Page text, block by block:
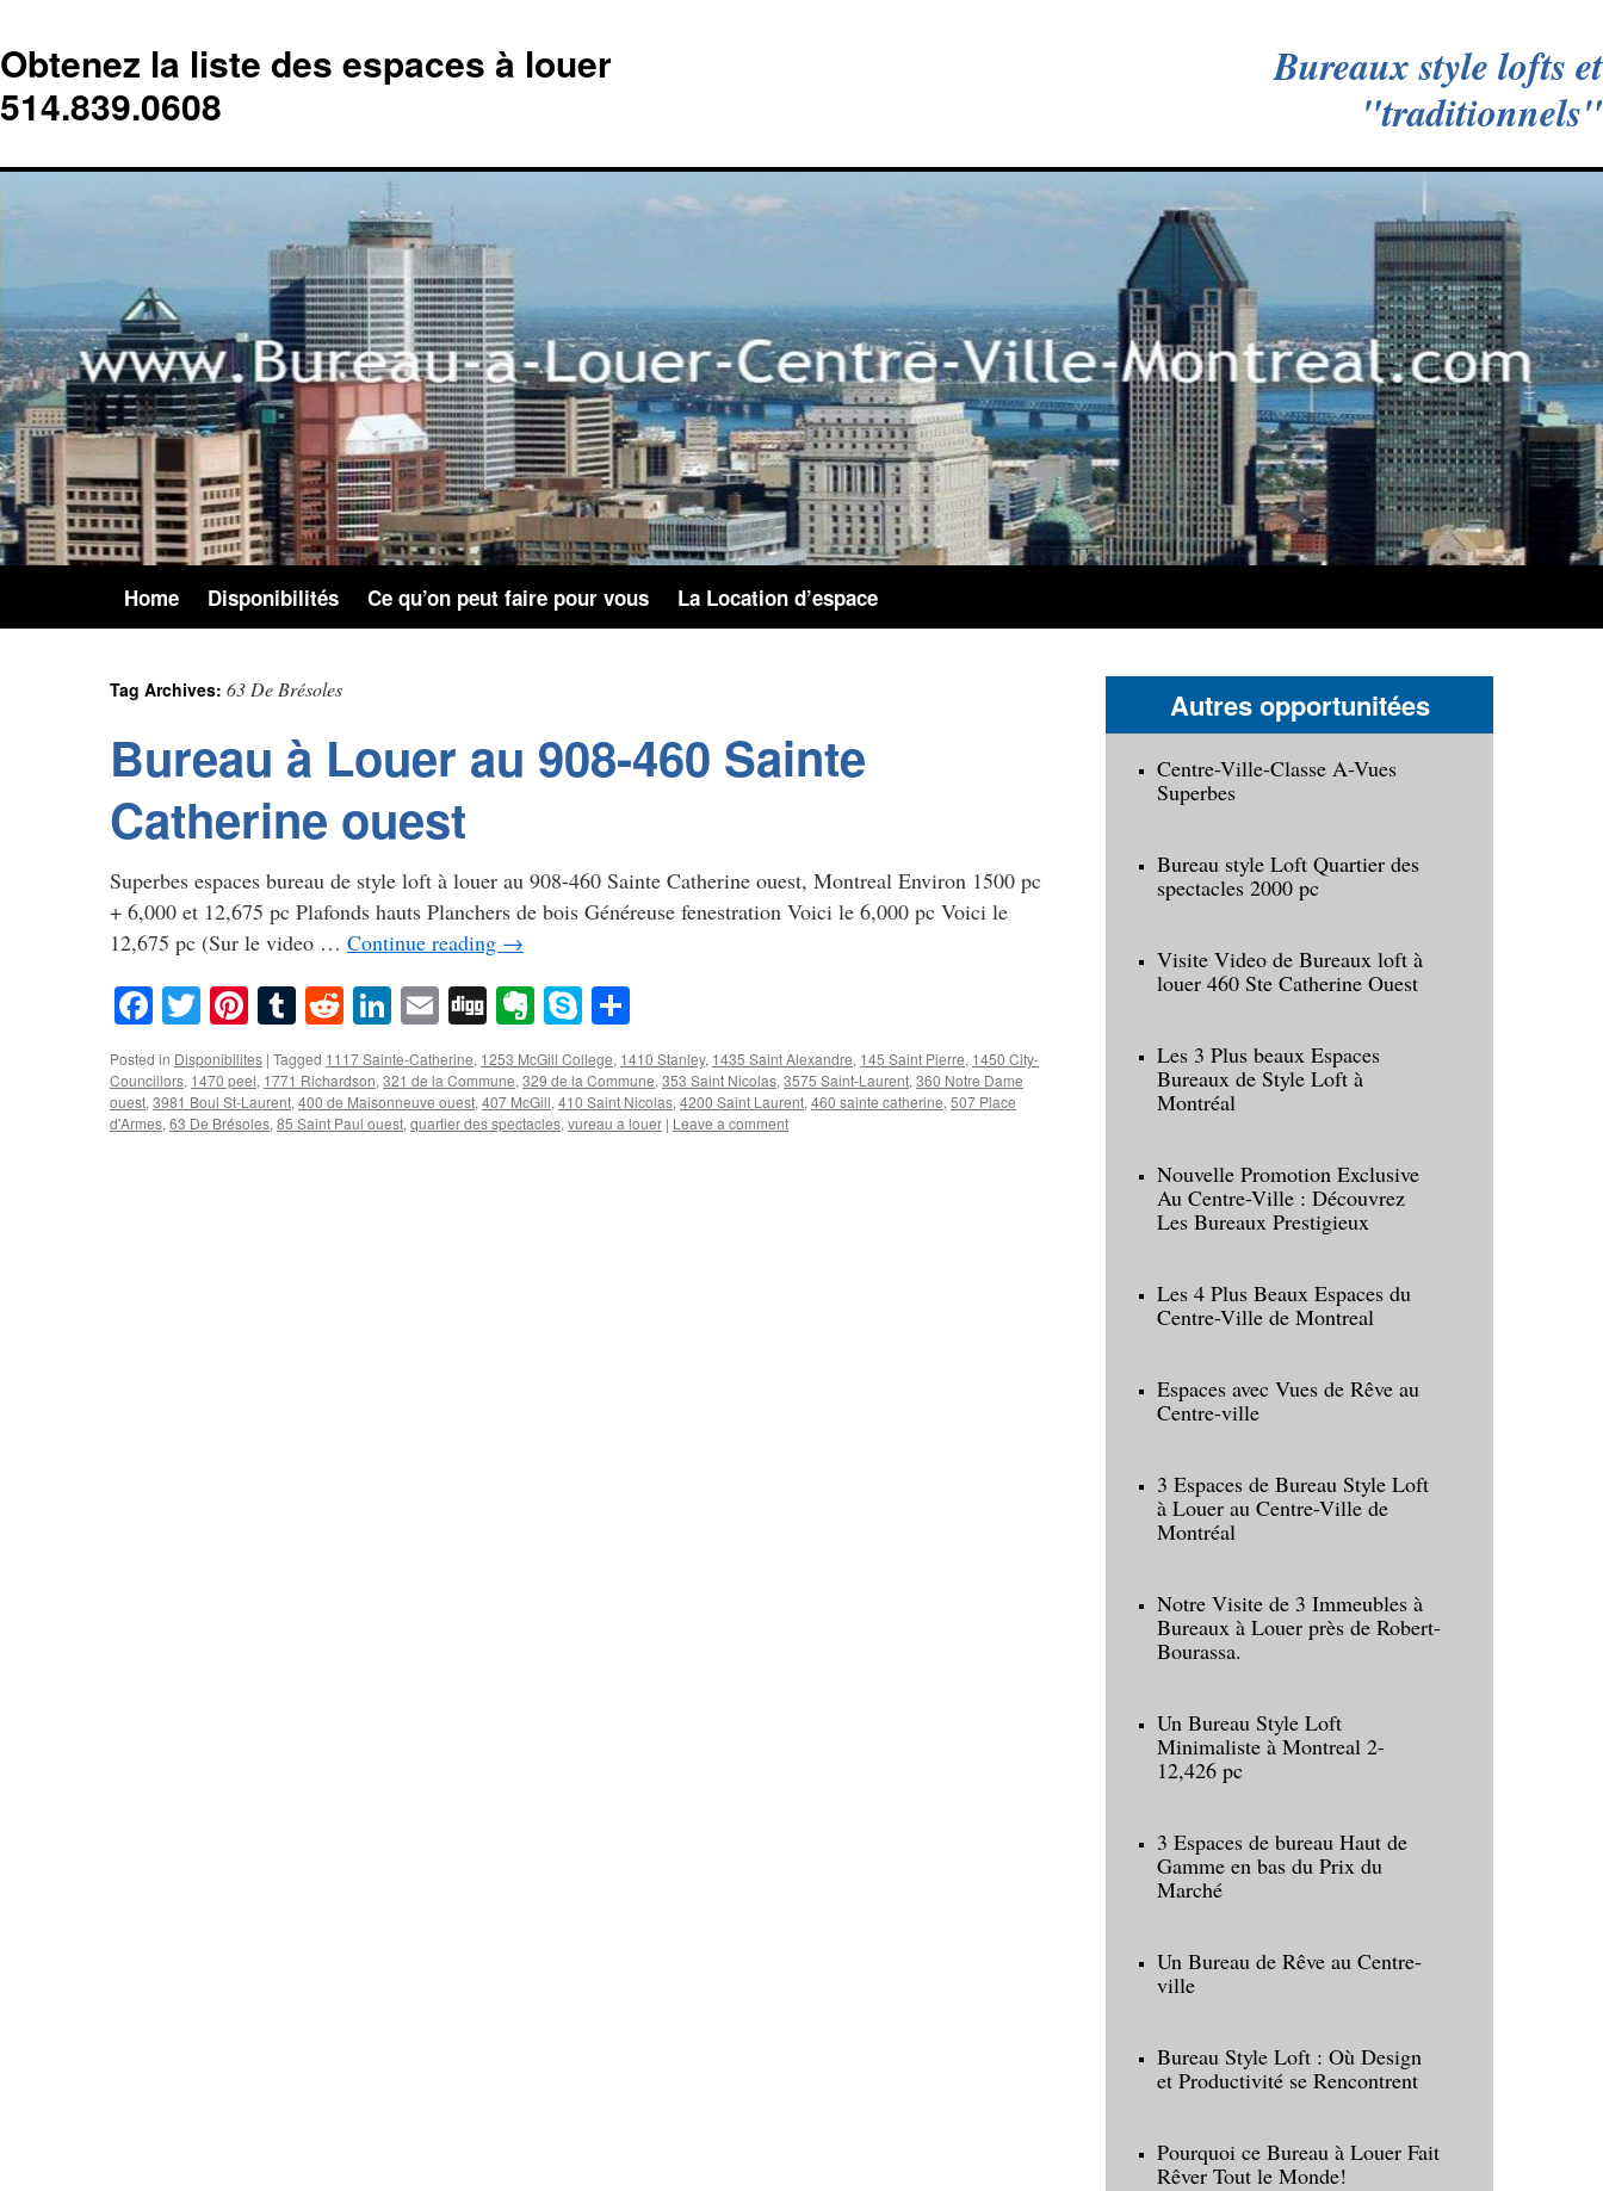
Obtenez la liste des espaces à louer
514.839.0608
Bureaux style lofts et
"traditionnels"
Home Disponibilités Ce qu’on peut faire pour vous La Location d’espace
Tag Archives: 63 De Brésoles
Bureau à Louer au 908-460 Sainte
Catherine ouest
Superbes espaces bureau de style loft à louer au 908-460 Sainte Catherine ouest, Montreal Environ 1500 pc
+ 6,000 et 12,675 pc Plafonds hauts Planchers de bois Généreuse fenestration Voici le 6,000 pc Voici le
12,675 pc (Sur le video … Continue reading →
Facebook
TwitterPinterest
Tumblr
RedditLinkedIn
EmailDiggEvernote
Skype
Posted in Disponibilites | Tagged 1117 Sainte-Catherine, 1253 McGill College, 1410 Stanley, 1435 Saint Alexandre, 145 Saint Pierre, 1450 City-
Councillors, 1470 peel, 1771 Richardson,321 de la Commune,329 de la Commune,353 Saint Nicolas,3575 Saint-Laurent,360 Notre Dame
ouest,3981 Boul St-Laurent,400 de Maisonneuve ouest,407 McGill,410 Saint Nicolas,4200 Saint Laurent,460 sainte catherine,507 Place
d'Armes,63 De Brésoles,85 Saint Paul ouest,quartier des spectacles,vureau a louer | Leave a comment
Autres opportunitées
Centre-Ville-Classe A-Vues
Superbes
Bureau style Loft Quartier des
spectacles 2000 pc
Visite Video de Bureaux loft à
louer 460 Ste Catherine Ouest
Les 3 Plus beaux Espaces
Bureaux de Style Loft à
Montréal
Nouvelle Promotion Exclusive
Au Centre-Ville : Découvrez
Les Bureaux Prestigieux
Les 4 Plus Beaux Espaces du
Centre-Ville de Montreal
Espaces avec Vues de Rêve au
Centre-ville
3 Espaces de Bureau Style Loft
à Louer au Centre-Ville de
Montréal
Notre Visite de 3 Immeubles à
Bureaux à Louer près de Robert-
Bourassa.
Un Bureau Style Loft
Minimaliste à Montreal 2-
12,426 pc
3 Espaces de bureau Haut de
Gamme en bas du Prix du
Marché
Un Bureau de Rêve au Centre-
ville
Bureau Style Loft : Où Design
et Productivité se Rencontrent
Pourquoi ce Bureau à Louer Fait
Rêver Tout le Monde!